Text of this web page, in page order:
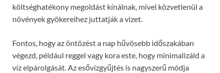
költséghatékony megoldást kínálnak, mivel közvetlenül a
növények gyökereihez juttatják a vizet.
Fontos, hogy az öntözést a nap hűvösebb időszakában
végezd, például reggel vagy kora este, hogy minimalizáld a
víz elpárolgását. Az esővízgyűjtés is nagyszerű módja